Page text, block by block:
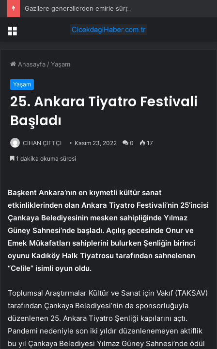
Gazilere generallerden emirle sürpriz ziyaret
Menü
Anasayfa /Yaşam
Yaşam
25. Ankara Tiyatro Festivali
Başladı
CİHAN ÇİFTÇİ Kasım 23, 2022 0 17
1 dakika okuma süresi
Başkent Ankara’nın en kıymetli kültür sanat
etkinliklerinden olan Ankara Tiyatro Festivali’nin 25’incisi
Çankaya Belediyesinin mesken sahipliğinde Yılmaz
Güney Sahnesi’nde başladı. Açılış gecesinde Onur ve
Emek Mükafatları sahiplerini bulurken Şenliğin birinci
oyunu Kadıköy Halk Tiyatrosu tarafından sahnelenen
“Celile” isimli oyun oldu.
Toplumsal Araştırmalar Kültür ve Sanat için Vakıf (TAKSAV)
tarafından Çankaya Belediyesi’nin de sponsorluğuyla
düzenlenen 25. Ankara Tiyatro Şenliği kapılarını açtı.
Pandemi nedeniyle son iki yıldır düzenlenemeyen aktiflik
bu yıl Çankaya Belediyesi Yılmaz Güney Sahnesi’nde ödül